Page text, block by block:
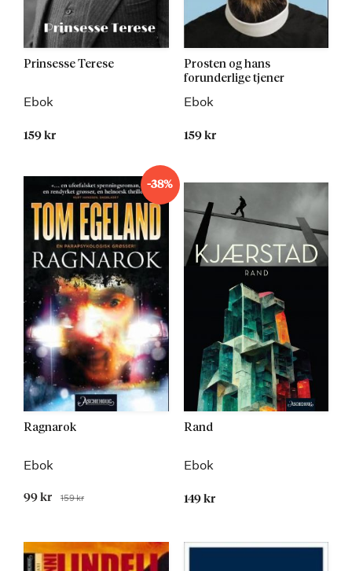
Prinsesse Terese
Ebok
159 kr
Prosten og hans
forunderlige tjener
Ebok
159 kr
-38%
Ragnarok
Ebok
Tilbudspris
99 kr Før
159 kr
Rand
Ebok
149 kr